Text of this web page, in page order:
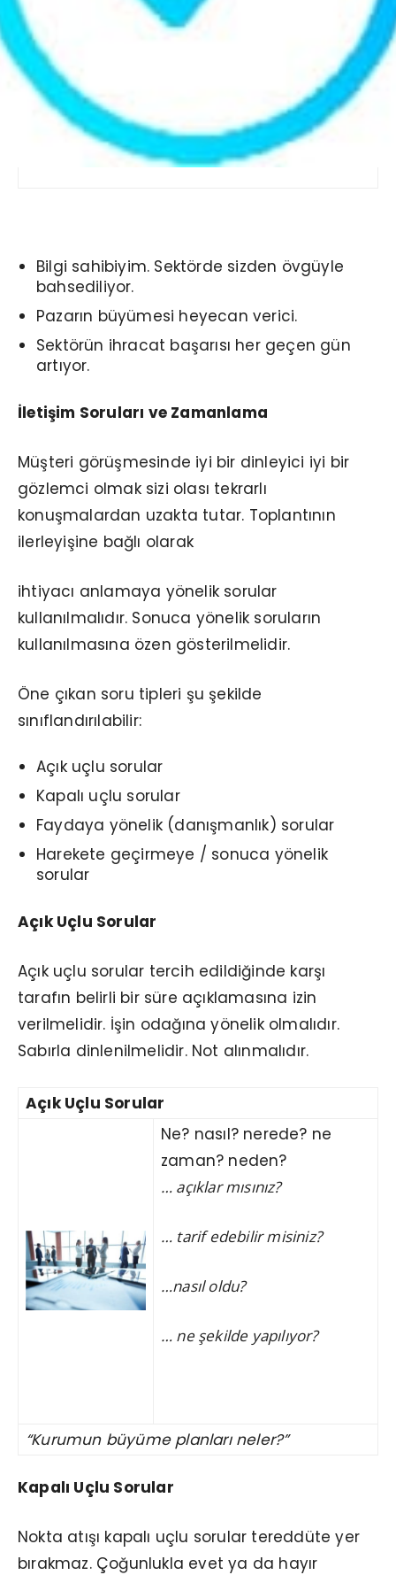
Bilgi sahibiyim. Sektörde sizden övgüyle
bahsediliyor.
Pazarın büyümesi heyecan verici.
Sektörün ihracat başarısı her geçen gün
artıyor.
İletişim Soruları ve Zamanlama
Müşteri görüşmesinde iyi bir dinleyici iyi bir
gözlemci olmak sizi olası tekrarlı
konuşmalardan uzakta tutar. Toplantının
ilerleyişine bağlı olarak
ihtiyacı anlamaya yönelik sorular
kullanılmalıdır. Sonuca yönelik soruların
kullanılmasına özen gösterilmelidir.
Öne çıkan soru tipleri şu şekilde
sınıflandırılabilir:
Açık uçlu sorular
Kapalı uçlu sorular
Faydaya yönelik (danışmanlık) sorular
Harekete geçirmeye / sonuca yönelik
sorular
Açık Uçlu Sorular
Açık uçlu sorular tercih edildiğinde karşı
tarafın belirli bir süre açıklamasına izin
verilmelidir. İşin odağına yönelik olmalıdır.
Sabırla dinlenilmelidir. Not alınmalıdır.
Açık Uçlu Sorular
Ne? nasıl? nerede? ne
zaman? neden?
… açıklar mısınız?
… tarif edebilir misiniz?
…nasıl oldu?
… ne şekilde yapılıyor?
“Kurumun büyüme planları neler?”
Kapalı Uçlu Sorular
Nokta atışı kapalı uçlu sorular tereddüte yer
bırakmaz. Çoğunlukla evet ya da hayır